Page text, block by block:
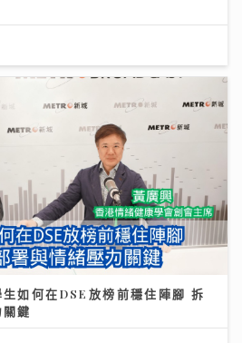
如何在DSE放榜前穩住陣腳 拆
鍵